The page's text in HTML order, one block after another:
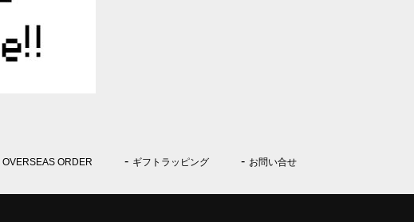
OVERSEAS ORDER ギフトラッピング お問い合せ